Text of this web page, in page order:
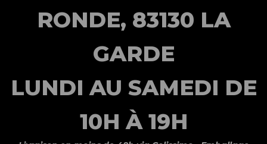
RONDE, 83130 LA
GARDE
LUNDI AU SAMEDI DE
10H À 19H